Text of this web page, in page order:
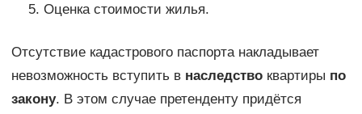
Оценка стоимости жилья.
Отсутствие кадастрового паспорта накладывает
невозможность вступить в наследствоквартиры по
закону. В этом случае претенденту придётся